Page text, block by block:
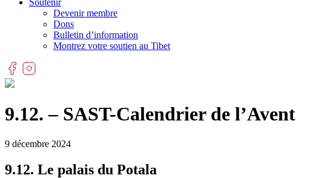
Soutenir
Devenir membre
Dons
Bulletin d’information
Montrez votre soutien au Tibet
9.12. – SAST-Calendrier de l’Avent
9 décembre 2024
9.12. Le palais du Potala